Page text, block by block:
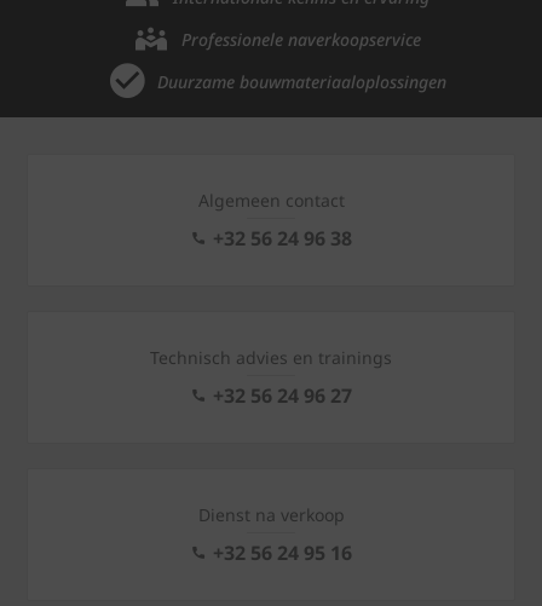
Professionele naverkoopservice
Duurzame bouwmateriaaloplossingen
Algemeen contact
+32 56 24 96 38
Technisch advies en trainings
+32 56 24 96 27
Dienst na verkoop
+32 56 24 95 16